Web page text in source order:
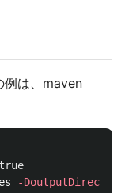
例は、maven
true
-DoutputDirectory